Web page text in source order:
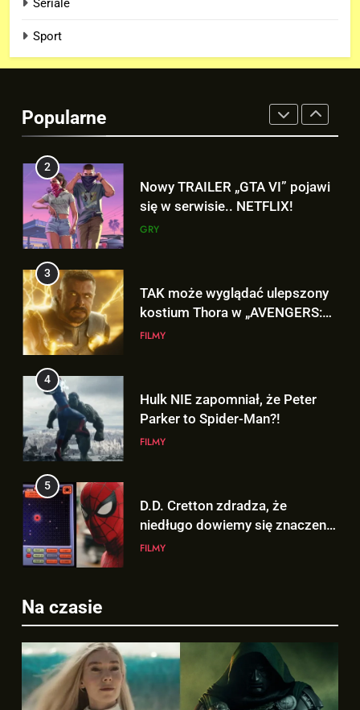
Seriale
Sport
Popularne
1
Victora! Sue Storm będzie miała
ważny wątek w „AVENGERS:
DOOMSDAY”!
2
Nowy TRAILER „GTA VI” pojawi
się w serwisie.. NETFLIX!
GRY
3
TAK może wyglądać ulepszony
kostium Thora w „AVENGERS:
DOOMSDAY”!
FILMY
4
Hulk NIE zapomniał, że Peter
Parker to Spider-Man?!
FILMY
5
D.D. Cretton zdradza, że
niedługo dowiemy się znaczenia
sceny po napisach „SPIDER-
FILMY
DOOMSDAY”!
FILMY
7
Na czasie
5
D.D. Cretton zdradza, że
niedługo dowiemy się znaczenia
sceny po napisach „SPIDER-
MAN: BRAND NEW DAY”!